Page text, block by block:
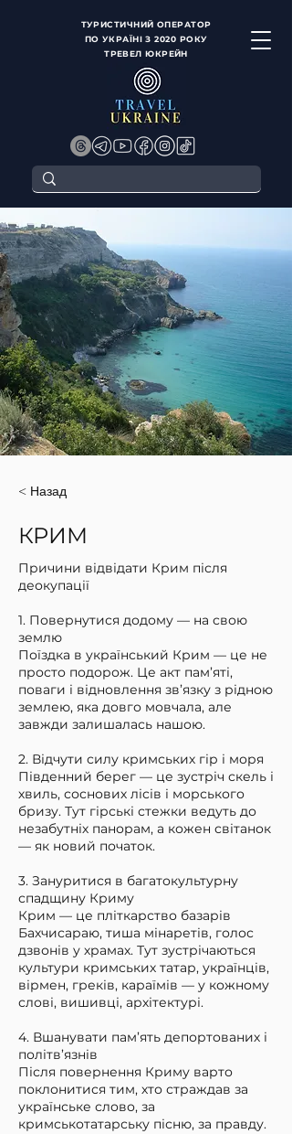
ТУРИСТИЧНИЙ ОПЕРАТОР
ПО УКРАЇНІ З 2020 РОКУ
ТРЕВЕЛ ЮКРЕЙН
< Назад
КРИМ
Причини відвідати Крим після
деокупації
1. Повернутися додому — на свою
землю
Поїздка в український Крим — це не
просто подорож. Це акт пам’яті,
поваги і відновлення зв’язку з рідною
землею, яка довго мовчала, але
завжди залишалась нашою.
2. Відчути силу кримських гір і моря
Південний берег — це зустріч скель і
хвиль, соснових лісів і морського
бризу. Тут гірські стежки ведуть до
незабутніх панорам, а кожен світанок
— як новий початок.
3. Зануритися в багатокультурну
спадщину Криму
Крим — це пліткарство базарів
Бахчисараю, тиша мінаретів, голос
дзвонів у храмах. Тут зустрічаються
культури кримських татар, українців,
вірмен, греків, караїмів — у кожному
слові, вишивці, архітектурі.
4. Вшанувати пам’ять депортованих і
політв’язнів
Після повернення Криму варто
поклонитися тим, хто страждав за
українське слово, за
кримськотатарську пісню, за правду.